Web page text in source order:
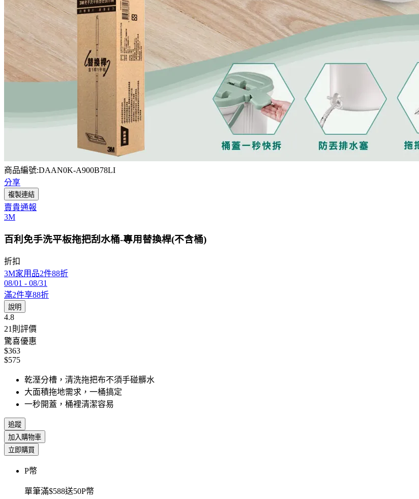
商品編號:DAAN0K-A900B78LI
分享
複製連結
賣貴通報
3M
百利免手洗平板拖把刮水桶-專用替換桿(不含桶)
折扣
3M家用品2件88折
08/01 - 08/31
滿2件享88折
說明
4.8
21則評價
驚喜優惠
$363
$575
乾溼分槽，清洗拖把布不須手碰髒水
大面積拖地需求，一桶搞定
一秒開蓋，桶裡清潔容易
追蹤
加入購物車
立即購買
P幣
單筆滿$588送50P幣